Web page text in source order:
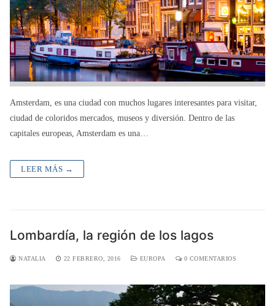
Amsterdam, es una ciudad con muchos lugares interesantes para visitar,
ciudad de coloridos mercados, museos y diversión. Dentro de las
capitales europeas, Amsterdam es una…
LEER MÁS →
Lombardía, la región de los lagos
NATALIA 22 FEBRERO, 2016 EUROPA 0 COMENTARIOS